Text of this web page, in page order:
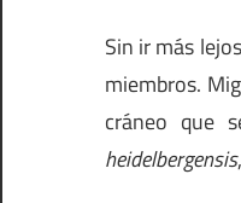
Sin ir más
miembros.
cráneo que
heidelbergensis